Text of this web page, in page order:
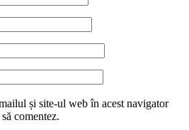
și site-ul web în acest navigator
comentez.